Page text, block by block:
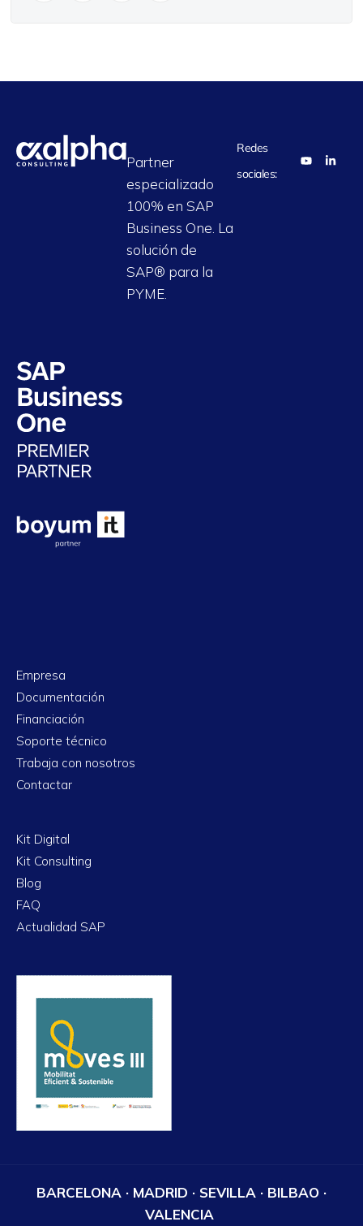
Partner
especializado
100% en SAP
Business One. La
solución de
SAP® para la
PYME.
Redes
sociales:
Empresa
Documentación
Financiación
Soporte técnico
Trabaja con nosotros
Contactar
Kit Digital
Kit Consulting
Blog
FAQ
Actualidad SAP
BARCELONA · MADRID · SEVILLA · BILBAO ·
VALENCIA